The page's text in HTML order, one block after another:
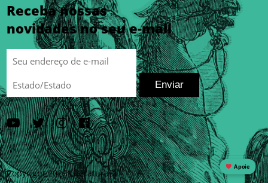
Receba nossas
novidades no seu e-mail
Enviar
Copyright 2026 LiteraturaBr
Apoie